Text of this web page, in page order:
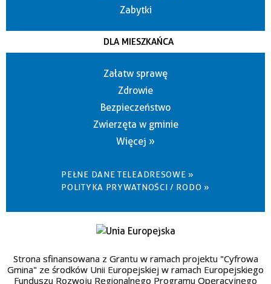
Zabytki
DLA MIESZKAŃCA
Załatw sprawę
Zdrowie
Bezpieczeństwo
Zwierzęta w gminie
Więcej »
PEŁNE DANE TELEADRESOWE »
POLITYKA PRYWATNOŚCI / RODO »
Strona sfinansowana z Grantu w ramach projektu "Cyfrowa
Gmina" ze środków Unii Europejskiej w ramach Europejskiego
Funduszu Rozwoju Regionalnego Programu Operacyjnego